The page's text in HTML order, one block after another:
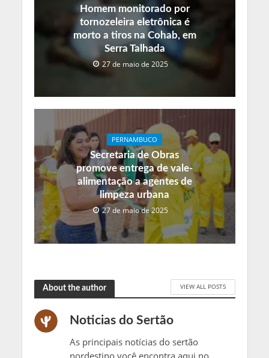
Homem monitorado por
tornozeleira eletrônica é
morto a tiros na Cohab, em
Serra Talhada
27 de maio de 2025
PERNAMBUCO
Secretaria de Obras
promove entrega de vale-
alimentação a agentes de
limpeza urbana
27 de maio de 2025
About the author VIEW ALL POSTS
Noticias do Sertão
As principais notícias do sertão
nordestino você encontra aqui no